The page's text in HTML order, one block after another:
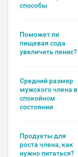
способы
Поможет ли
пищевая сода
увеличить пенис?
Средний размер
мужского члена в
спокойном
состоянии
Продукты для
роста члена, как
нужно питаться?